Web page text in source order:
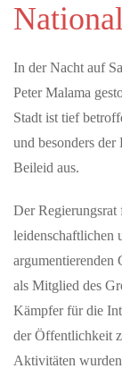
-und auf Tour in
The Wow!…
S-Bahn - Ein
Region
Zivilgesellschaft
den Bahnknoten…
JULI 09, 2026
Public
Fussballnacht
Atmosphäre
In der Nacht auf
Peter Malama
Stadt ist tief
und besonders
Beileid aus.
Der Regierungsrat
leidenschaftlichen
argumentierenden
als Mitglied des
Kämpfer für die
der Öffentlichkeit
Aktivitäten